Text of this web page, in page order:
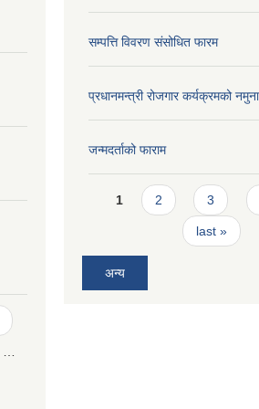
सम्पत्ति विवरण संसोधित फारम
प्रधानमन्त्री रोजगार कर्यक्रमको
जन्मदर्ताको फाराम
Pages
1 2 3
last »
अन्य